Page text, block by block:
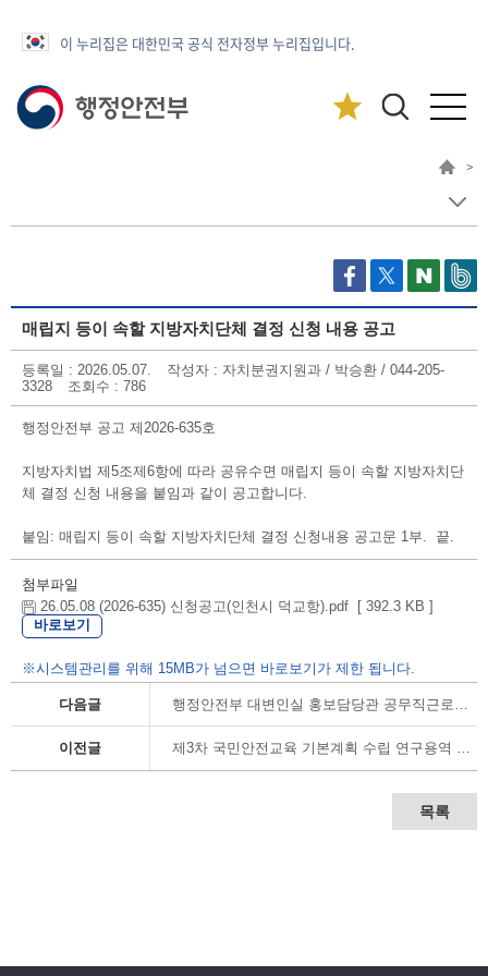
이 누리집은 대한민국 공식 전자정부 누리집입니다.
>
매립지 등이 속할 지방자치단체 결정 신청 내용 공고
등록일 : 2026.05.07. 작성자 : 자치분권지원과 / 박승환 / 044-205-
3328
조회수 : 786
행정안전부 공고 제2026-635호
지방자치법 제5조제6항에 따라 공유수면 매립지 등이 속할 지방자치단
체 결정 신청 내용을 붙임과 같이 공고합니다.
붙임: 매립지 등이 속할 지방자치단체 결정 신청내용 공고문 1부. 끝.
첨부파일
26.05.08 (2026-635) 신청공고(인천시 덕교항).pdf [ 392.3 KB ]
바로보기
※시스템관리를 위해 15MB가 넘으면 바로보기가 제한 됩니다.
다음글 행정안전부 대변인실 홍보담당관 공무직근로자(행정실무원, 장애인구분) 채용 공고
이전글 제3차 국민안전교육 기본계획 수립 연구용역 사업 제안서 평가 결과 공개
목록